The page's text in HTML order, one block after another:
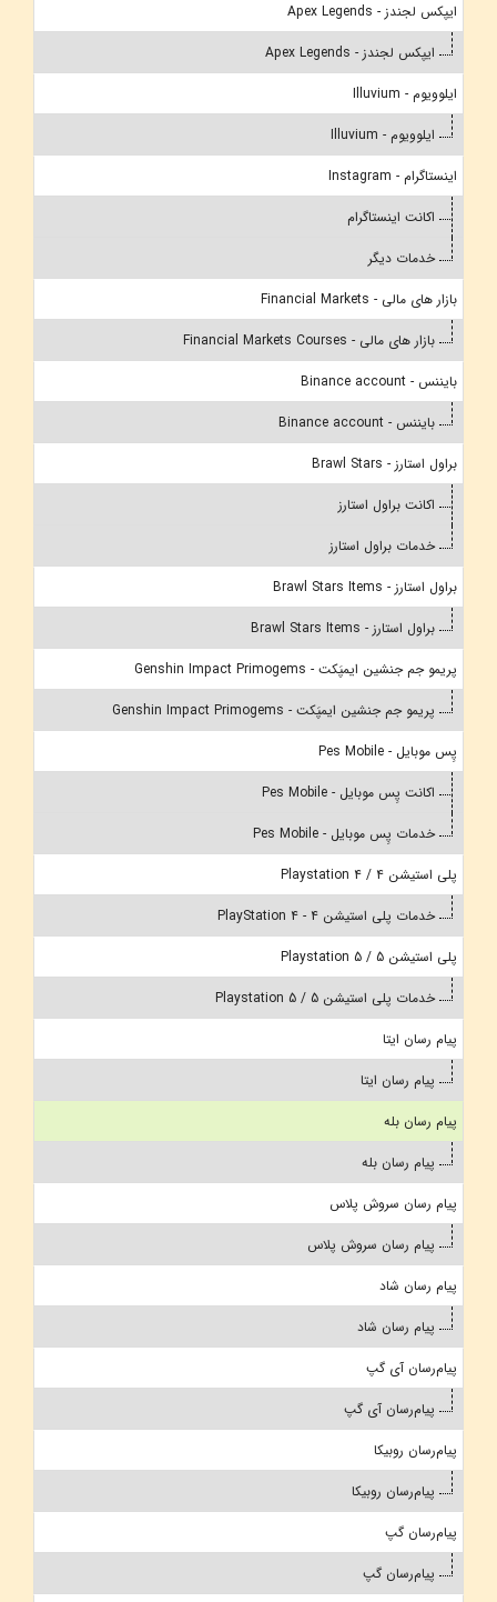
ایپکس لجندز - Apex Legends
ایپکس لجندز - Apex Legends
ایلوویوم - Illuvium
ایلوویوم - Illuvium
اینستاگرام - Instagram
اکانت اینستاگرام
خدمات دیگر
بازار های مالی - Financial Markets
بازار های مالی - Financial Markets Courses
بایننس - Binance account
بایننس - Binance account
براول استارز - Brawl Stars
اکانت براول استارز
خدمات براول استارز
براول استارز - Brawl Stars Items
براول استارز - Brawl Stars Items
پریمو جم جنشین ایمپَکت - Genshin Impact Primogems
پریمو جم جنشین ایمپَکت - Genshin Impact Primogems
پِس موبایل - Pes Mobile
اکانت پِس موبایل - Pes Mobile
خدمات پِس موبایل - Pes Mobile
پلی استیشن 4 / Playstation 4
خدمات پلی استیشن 4 - PlayStation 4
پلی استیشن 5 / Playstation 5
خدمات پلی استیشن 5 / Playstation 5
پیام رسان ایتا
پیام رسان ایتا
پیام رسان بله
پیام رسان بله
پیام رسان سروش پلاس
پیام رسان سروش پلاس
پیام رسان شاد
پیام رسان شاد
پیام‌رسان آی گپ
پیام‌رسان آی گپ
پیام‌رسان روبیکا
پیام‌رسان روبیکا
پیام‌رسان گپ
پیام‌رسان گپ